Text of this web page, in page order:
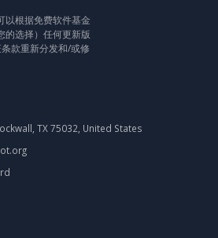
根据免费软件基金
的选择）任何更新版
款重新分发和/或修
TX 75032, United States